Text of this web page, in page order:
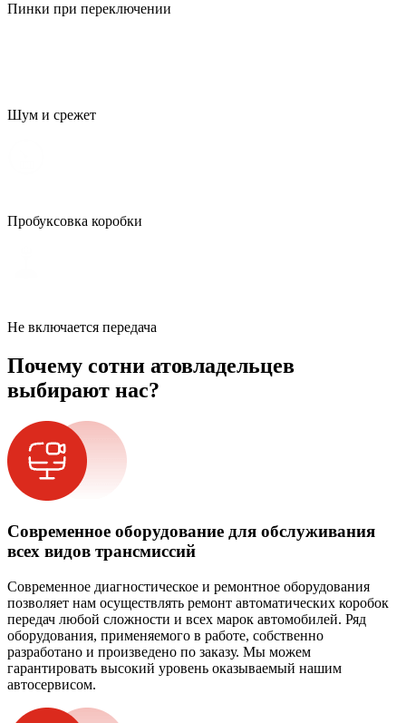
Пинки при переключении
Шум и срежет
Пробуксовка коробки
Не включается передача
Почему сотни атовладельцев
выбирают нас?
Современное оборудование для обслуживания
всех видов трансмиссий
Современное диагностическое и ремонтное оборудования
позволяет нам осуществлять ремонт автоматических коробок
передач любой сложности и всех марок автомобилей. Ряд
оборудования, применяемого в работе, собственно
разработано и произведено по заказу. Мы можем
гарантировать высокий уровень оказываемый нашим
автосервисом.